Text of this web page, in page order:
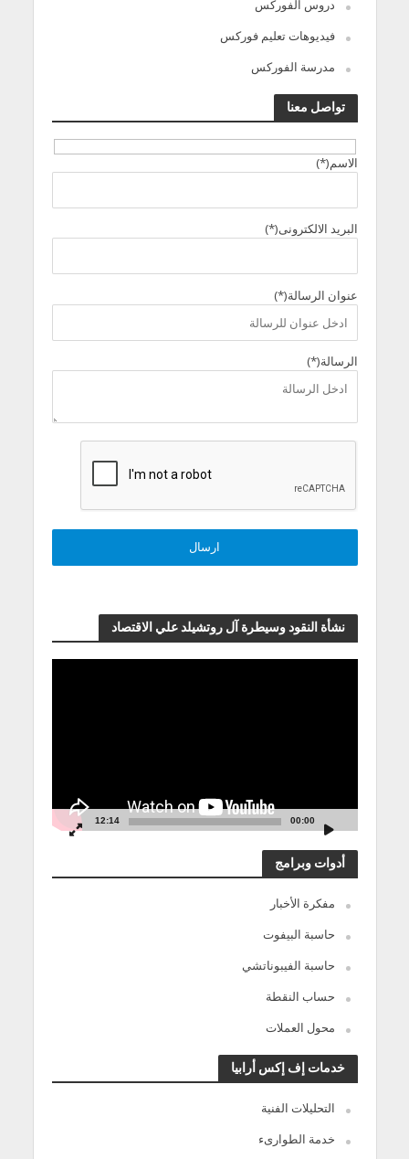
دروس الفوركس
فيديوهات تعليم فوركس
مدرسة الفوركس
تواصل معنا
الاسم(*)
البريد الالكترونى(*)
عنوان الرسالة(*)
الرسالة(*)
نشأة النقود وسيطرة آل روتشيلد علي الاقتصاد
00:00
12:14
أدوات وبرامج
مفكرة الأخبار
حاسبة البيفوت
حاسبة الفيبوناتشي
حساب النقطة
محول العملات
خدمات إف إكس أرابيا
التحليلات الفنية
خدمة الطوارىء